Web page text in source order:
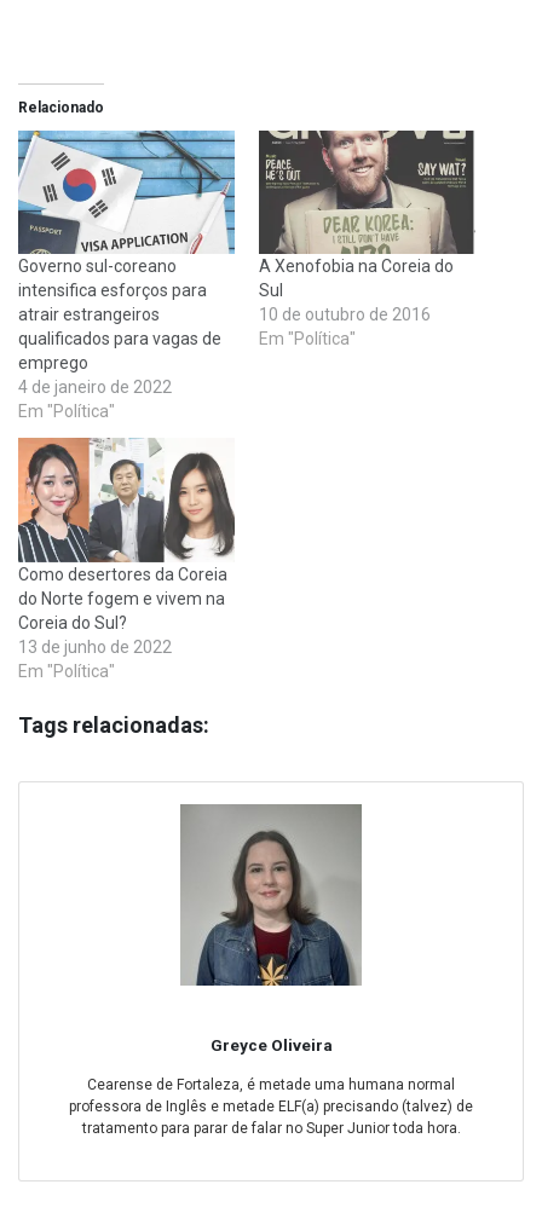
Relacionado
Governo sul-coreano
intensifica esforços para
atrair estrangeiros
qualificados para vagas de
emprego
4 de janeiro de 2022
Em "Política"
A Xenofobia na Coreia do
Sul
10 de outubro de 2016
Em "Política"
Como desertores da Coreia
do Norte fogem e vivem na
Coreia do Sul?
13 de junho de 2022
Em "Política"
Tags relacionadas:
Greyce Oliveira
Cearense de Fortaleza, é metade uma humana normal
professora de Inglês e metade ELF(a) precisando (talvez) de
tratamento para parar de falar no Super Junior toda hora.